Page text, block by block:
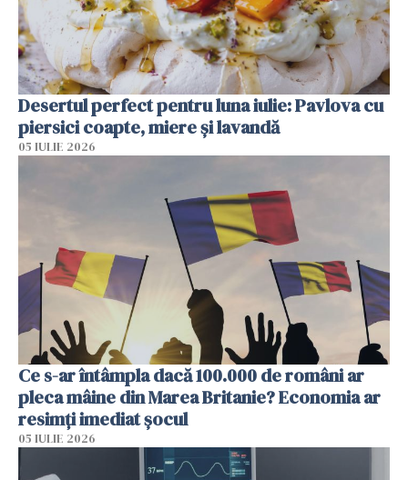
Desertul perfect pentru luna iulie: Pavlova cu
piersici coapte, miere și lavandă
05 IULIE 2026
Ce s-ar întâmpla dacă 100.000 de români ar
pleca mâine din Marea Britanie? Economia ar
resimți imediat șocul
05 IULIE 2026